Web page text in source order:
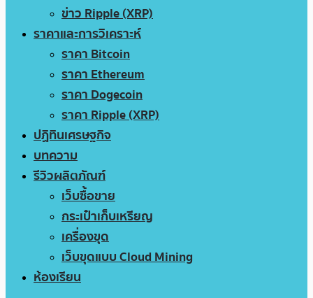
ข่าว Ripple (XRP)
ราคาและการวิเคราะห์
ราคา Bitcoin
ราคา Ethereum
ราคา Dogecoin
ราคา Ripple (XRP)
ปฏิทินเศรษฐกิจ
บทความ
รีวิวผลิตภัณฑ์
เว็บซื้อขาย
กระเป๋าเก็บเหรียญ
เครื่องขุด
เว็บขุดแบบ Cloud Mining
ห้องเรียน